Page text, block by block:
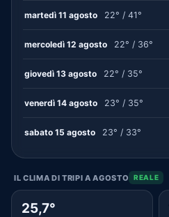
martedì 11 agosto 22° / 41°
mercoledì 12 agosto 22° / 36°
giovedì 13 agosto 22° / 35°
venerdì 14 agosto 23° / 35°
sabato 15 agosto 23° / 33°
IL CLIMA DI TRIPI A AGOSTO REALE
25,7°